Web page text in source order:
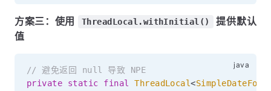
方案三：使用 ThreadLocal.withInitial()
提供默认
值
// 避免返回 null 导致 NPE
private
static final ThreadLocal<